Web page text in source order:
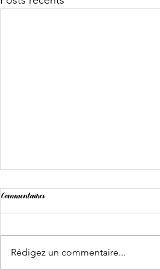
Commentaires
Rédigez un commentaire...